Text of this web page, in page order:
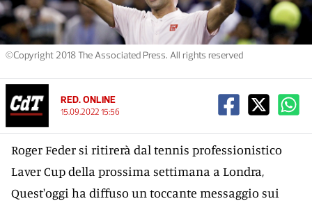
©Copyright 2018 The Associated Press. All rights reserved
RED. ONLINE
15.09.2022 15:56
Roger Feder si ritirerà dal tennis professionistico
Laver Cup della prossima settimana a Londra,
Quest'oggi ha diffuso un toccante messaggio sui